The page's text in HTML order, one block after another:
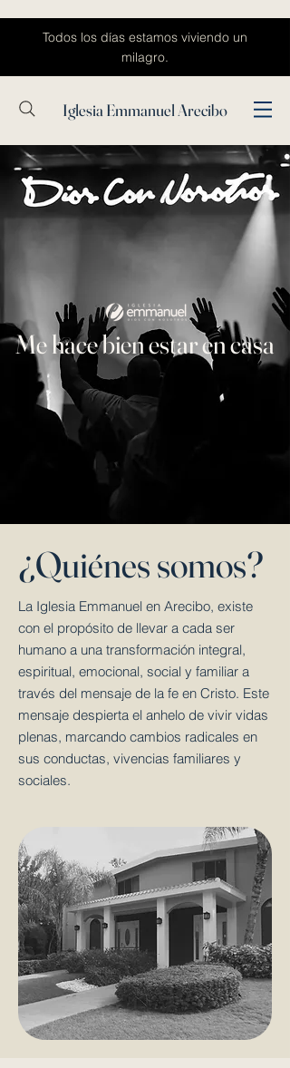
Todos los días estamos viviendo un
milagro.
Iglesia Emmanuel Arecibo
Me hace bien estar en casa
¿Quiénes somos?
La Iglesia Emmanuel en Arecibo, existe
con el propósito de llevar a cada ser
humano a una transformación integral,
espiritual, emocional, social y familiar a
través del mensaje de la fe en Cristo. Este
mensaje despierta el anhelo de vivir vidas
plenas, marcando cambios radicales en
sus conductas, vivencias familiares y
sociales.